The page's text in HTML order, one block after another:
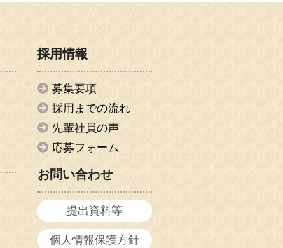
採用情報
募集要項
採用までの流れ
先輩社員の声
応募フォーム
お問い合わせ
提出資料等
個人情報保護方針